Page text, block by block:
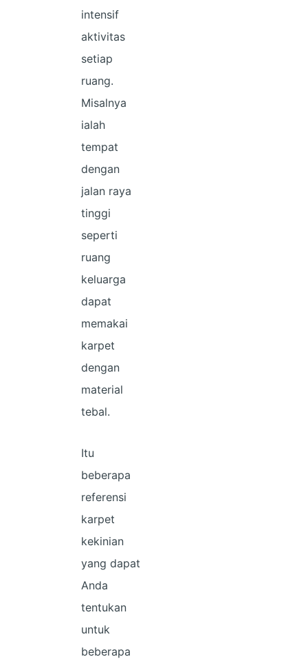
intensif
aktivitas
setiap
ruang.
Misalnya
ialah
tempat
dengan
jalan raya
tinggi
seperti
ruang
keluarga
dapat
memakai
karpet
dengan
material
tebal.
Itu
beberapa
referensi
karpet
kekinian
yang dapat
Anda
tentukan
untuk
beberapa